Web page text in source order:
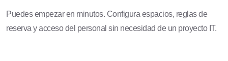
Puedes empezar en minutos. Configura espacios, reglas de
reserva y acceso del personal sin necesidad de un proyecto IT.